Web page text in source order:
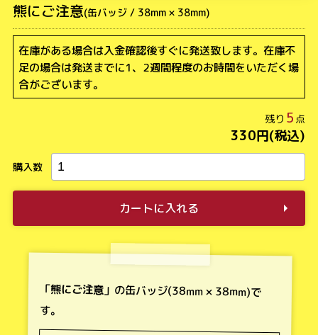
熊にご注意
在庫がある場合は入金確認後すぐに発送致します。在庫不
足の場合は発送までに1、2週間程度のお時間をいただく場
合がございます。
5
330円(税込)
カートに入れる
「熊にご注意」の缶バッジ(38mm × 38mm)で
す。